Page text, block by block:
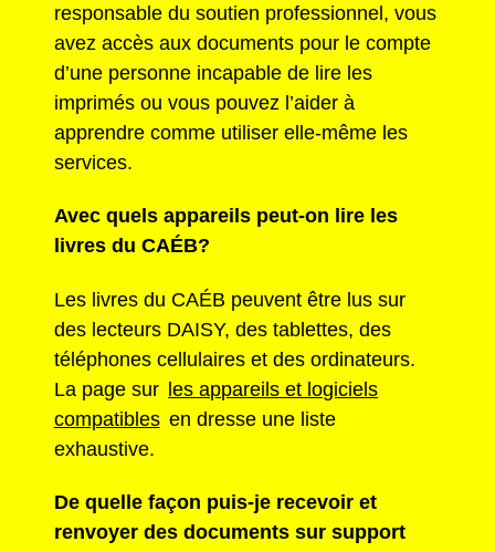
responsable du soutien professionnel, vous
avez accès aux documents pour le compte
d’une personne incapable de lire les
imprimés ou vous pouvez l’aider à
apprendre comme utiliser elle-même les
services.
Avec quels appareils peut-on lire les
livres du CAÉB?
Les livres du CAÉB peuvent être lus sur
des lecteurs DAISY, des tablettes, des
téléphones cellulaires et des ordinateurs.
La page sur les appareils et logiciels
compatibles en dresse une liste
exhaustive.
De quelle façon puis-je recevoir et
renvoyer des documents sur support